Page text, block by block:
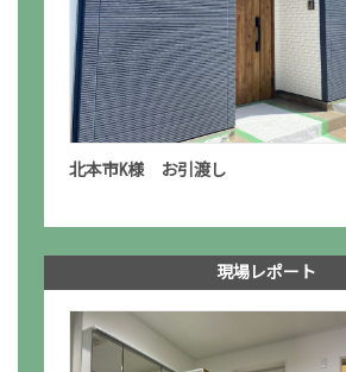
北本市K様 お引渡し
現場レポート